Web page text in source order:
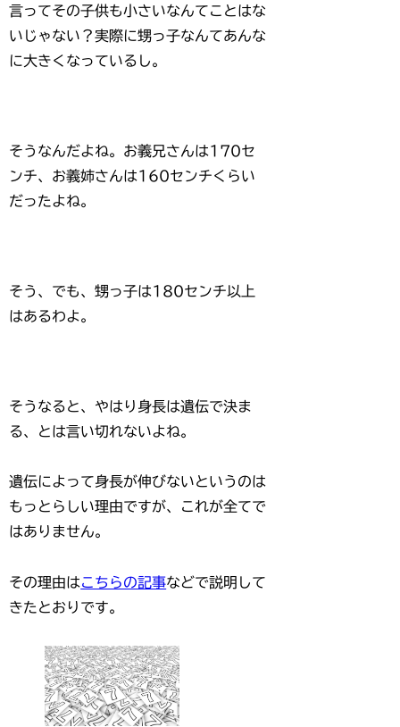
言ってその子供も小さいなんてことはな
いじゃない？実際に甥っ子なんてあんな
に大きくなっているし。
そうなんだよね。お義兄さんは170セ
ンチ、お義姉さんは160センチくらい
だったよね。
そう、でも、甥っ子は180センチ以上
はあるわよ。
そうなると、やはり身長は遺伝で決ま
る、とは言い切れないよね。
遺伝によって身長が伸びないというのは
もっとらしい理由ですが、これが全てで
はありません。
その理由はこちらの記事などで説明して
きたとおりです。